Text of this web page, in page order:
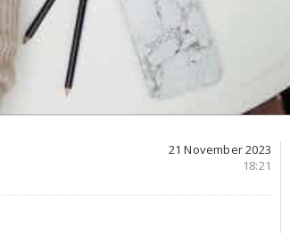
21 November 2023
18:21